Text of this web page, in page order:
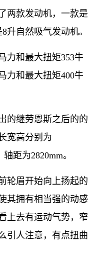
两款发动机，一款是
升自然吸气发动机。
力和最大扭矩353牛
力和最大扭矩400牛
的继劳恩斯之后的的
宽高分别为
距为2820mm。
轮眉开始向上扬起的
其拥有相当强的动感
上去有运动气势，窄
引人注意，有点扭曲